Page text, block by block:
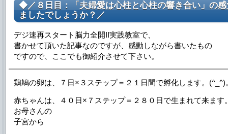
◆／８日目：「夫婦愛は心柱と心柱の響き合い」の
ましたでしょうか？／
デジ速再スタート脳力全開II実践教室で、
書かせて頂いた記事なのですが、感動しながら書いたもの
ですので、ここでも御紹介させて下さい。
鶏鳩の卵は、７日×３ステップ＝２１日間で孵化します。(^_^)
赤ちゃんは、４０日×７ステップ＝２８０日で生まれて来ます
お母さんの
子宮から